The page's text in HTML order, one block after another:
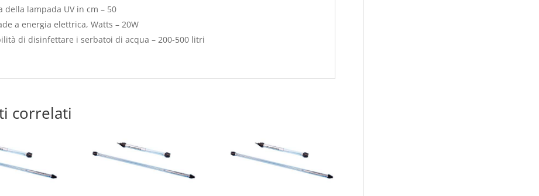
della lampada UV in cm – 50
a energia elettrica, Watts – 20W
di disinfettare i serbatoi di acqua – 200-500 litri
correlati